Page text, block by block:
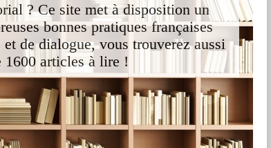
? Ce site met à disposition un
bonnes pratiques françaises
de dialogue, vous trouverez aussi
1600 articles à lire !